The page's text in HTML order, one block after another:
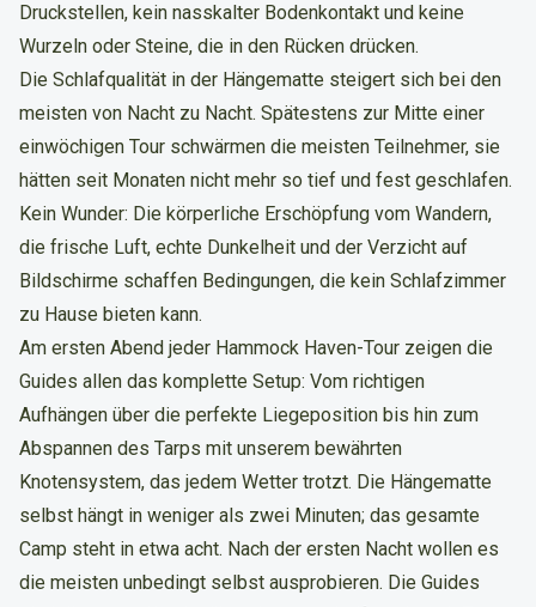
Druckstellen, kein nasskalter Bodenkontakt und keine
Wurzeln oder Steine, die in den Rücken drücken.
Die Schlafqualität in der Hängematte steigert sich bei den
meisten von Nacht zu Nacht. Spätestens zur Mitte einer
einwöchigen Tour schwärmen die meisten Teilnehmer, sie
hätten seit Monaten nicht mehr so tief und fest geschlafen.
Kein Wunder: Die körperliche Erschöpfung vom Wandern,
die frische Luft, echte Dunkelheit und der Verzicht auf
Bildschirme schaffen Bedingungen, die kein Schlafzimmer
zu Hause bieten kann.
Am ersten Abend jeder Hammock Haven-Tour zeigen die
Guides allen das komplette Setup: Vom richtigen
Aufhängen über die perfekte Liegeposition bis hin zum
Abspannen des Tarps mit unserem bewährten
Knotensystem, das jedem Wetter trotzt. Die Hängematte
selbst hängt in weniger als zwei Minuten; das gesamte
Camp steht in etwa acht. Nach der ersten Nacht wollen es
die meisten unbedingt selbst ausprobieren. Die Guides